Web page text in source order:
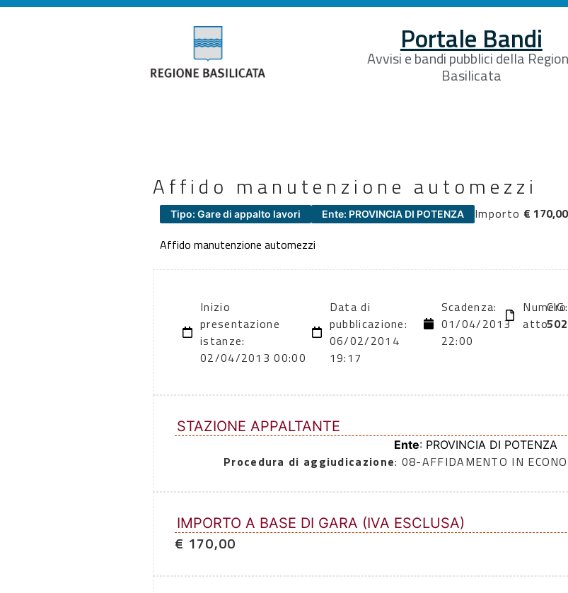
Portale Bandi
Avvisi e bandi pubblici della
Basilicata
Affido manutenzione automezzi
Tipo: Gare di appalto lavori Ente: PROVINCIA DI POTENZA Importo € 170,00
Affido manutenzione automezzi
Inizio
presentazione
istanze:
02/04/2013 00:00
Data di
pubblicazione:
06/02/2014
19:17
Scadenza:
01/04/2013
22:00
Numero
atto:
CIG:
STAZIONE APPALTANTE
Ente: PROVINCIA DI POTENZA
Procedura di aggiudicazione: 08-AFFIDAMENTO IN
IMPORTO A BASE DI GARA (IVA ESCLUSA)
€ 170,00